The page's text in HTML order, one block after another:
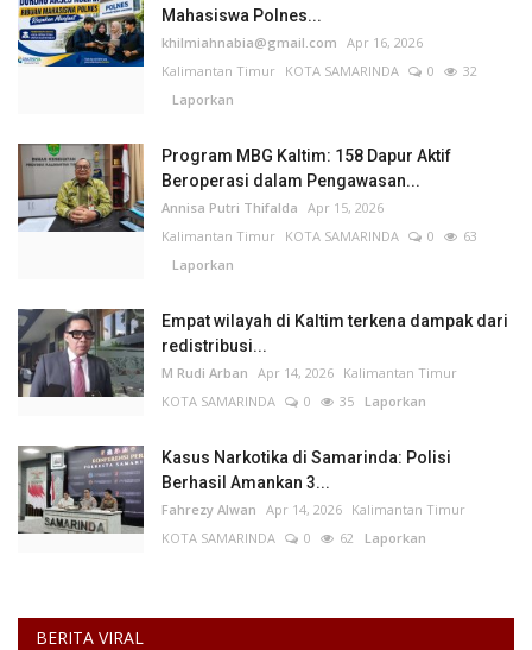
Mahasiswa Polnes...
khilmiahnabia@gmail.com Apr 16, 2026
Kalimantan Timur KOTA SAMARINDA 0
32
Laporkan
Program MBG Kaltim: 158 Dapur Aktif
Beroperasi dalam Pengawasan...
Annisa Putri Thifalda Apr 15, 2026
Kalimantan Timur KOTA SAMARINDA 0
63
Laporkan
Empat wilayah di Kaltim terkena dampak dari
redistribusi...
M Rudi Arban Apr 14, 2026 Kalimantan Timur
KOTA SAMARINDA
0 35 Laporkan
Kasus Narkotika di Samarinda: Polisi
Berhasil Amankan 3...
Fahrezy Alwan Apr 14, 2026 Kalimantan Timur
KOTA SAMARINDA
0 62 Laporkan
BERITA VIRAL